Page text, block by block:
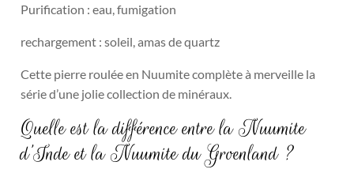
Purification : eau, fumigation
rechargement : soleil, amas de quartz
Cette pierre roulée en Nuumite complète à merveille la
série d’une jolie collection de minéraux.
Quelle est la différence entre la Nuumite
d’Inde et la Nuumite du Groenland ?